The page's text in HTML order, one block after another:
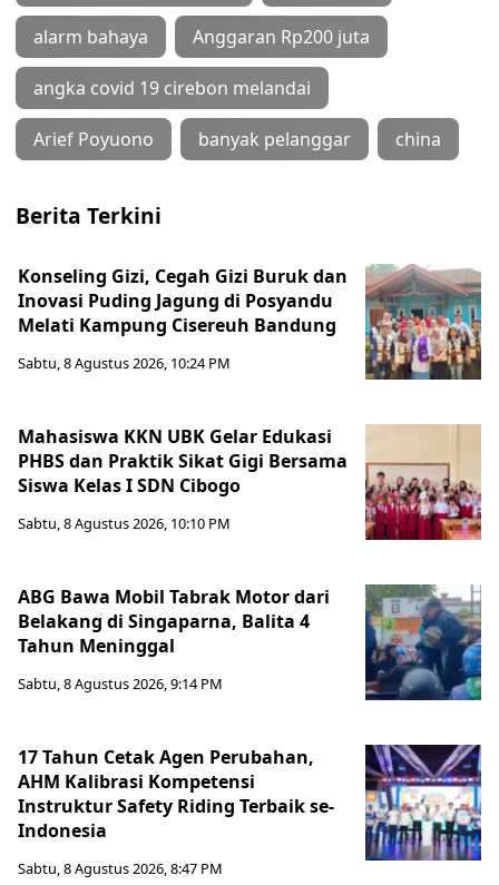
alarm bahaya Anggaran Rp200 juta
angka covid 19 cirebon melandai
Arief Poyuono banyak pelanggar china
Berita Terkini
Konseling Gizi, Cegah Gizi Buruk dan
Inovasi Puding Jagung di Posyandu
Melati Kampung Cisereuh Bandung
Sabtu, 8 Agustus 2026, 10:24 PM
Mahasiswa KKN UBK Gelar Edukasi
PHBS dan Praktik Sikat Gigi Bersama
Siswa Kelas I SDN Cibogo
Sabtu, 8 Agustus 2026, 10:10 PM
ABG Bawa Mobil Tabrak Motor dari
Belakang di Singaparna, Balita 4
Tahun Meninggal
Sabtu, 8 Agustus 2026, 9:14 PM
17 Tahun Cetak Agen Perubahan,
AHM Kalibrasi Kompetensi
Instruktur Safety Riding Terbaik se-
Indonesia
Sabtu, 8 Agustus 2026, 8:47 PM